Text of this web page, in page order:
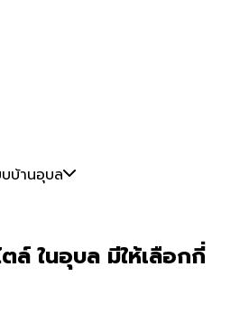
บ้านอุบล
ล์ ในอุบล มีให้เลือกกี่